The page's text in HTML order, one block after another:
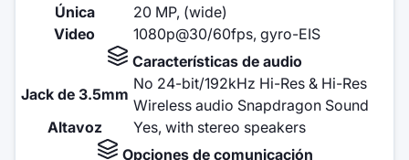
Única
20 MP, (wide)
Video
1080p@30/60fps, gyro-EIS
Características de audio
Jack de 3.5mm
No 24-bit/192kHz Hi-Res & Hi-Res
Wireless audio Snapdragon Sound
Altavoz
Yes, with stereo speakers
Opciones de comunicación